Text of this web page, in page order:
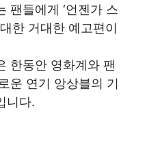
팬들에게 ‘언젠가 스
한 거대한 예고편이
한동안 영화계와 팬
운 연기 앙상블의 기
니다.